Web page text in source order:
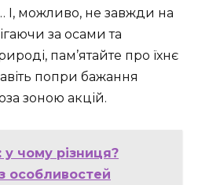
можливо, не завжди на
за осами та
пам’ятайте про їхнє
попри бажання
зоною акцій.
у чому різниця?
особливостей